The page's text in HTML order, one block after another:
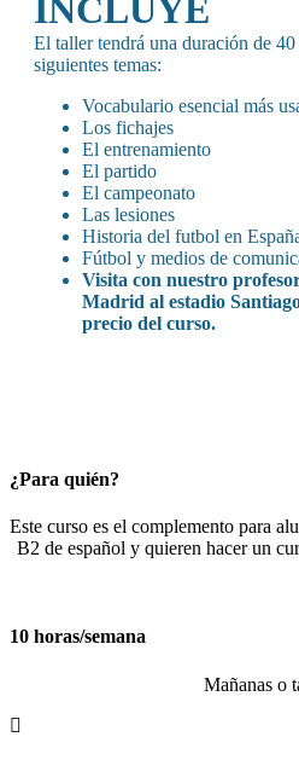
INCLUYE
El taller tendrá una duración de
siguientes temas:
Vocabulario esencial más
Los fichajes
El entrenamiento
El partido
El campeonato
Las lesiones
Historia del futbol en
Fútbol y medios de
Visita con nuestro
Madrid al estadio
precio del curso.
¿Para quién?
Este curso es el complemento para
B2 de español y quieren hacer un
10 horas/semana
Mañanas o